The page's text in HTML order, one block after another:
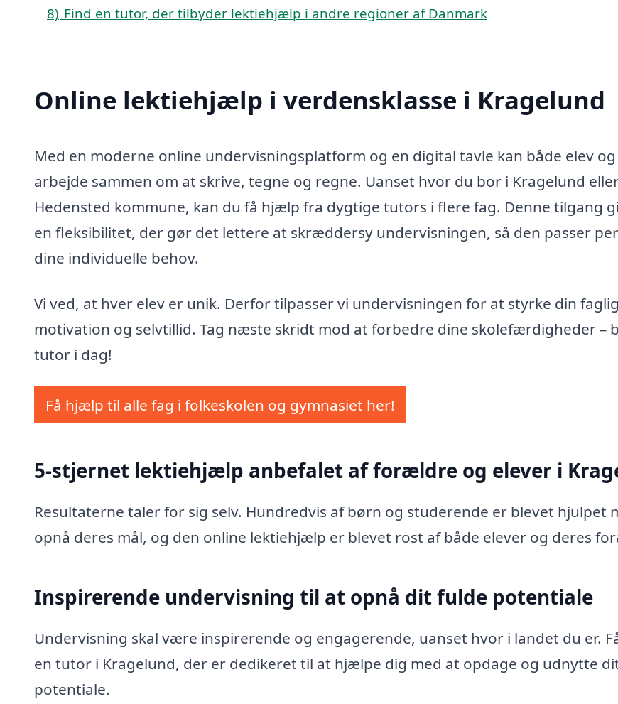
8) Find en tutor, der tilbyder lektiehjælp i andre regioner af Danmark
Online lektiehjælp i verdensklasse i Kragelund
Med en moderne online undervisningsplatform og en digital tavle kan både elev
arbejde sammen om at skrive, tegne og regne. Uanset hvor du bor i Kragelund
Hedensted kommune, kan du få hjælp fra dygtige tutors i flere fag. Denne tilgang
en fleksibilitet, der gør det lettere at skræddersy undervisningen, så den passer
dine individuelle behov.
Vi ved, at hver elev er unik. Derfor tilpasser vi undervisningen for at styrke din
motivation og selvtillid. Tag næste skridt mod at forbedre dine skolefærdigheder –
tutor i dag!
Få hjælp til alle fag i folkeskolen og gymnasiet her!
5-stjernet lektiehjælp anbefalet af forældre og elever i
Resultaterne taler for sig selv. Hundredvis af børn og studerende er blevet hjulpet
opnå deres mål, og den online lektiehjælp er blevet rost af både elever og deres
Inspirerende undervisning til at opnå dit fulde potentiale
Undervisning skal være inspirerende og engagerende, uanset hvor i landet du er.
en tutor i Kragelund, der er dedikeret til at hjælpe dig med at opdage og udnytte
potentiale.